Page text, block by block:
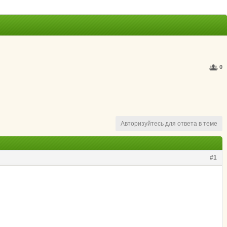
0
Авторизуйтесь для ответа в теме
#1